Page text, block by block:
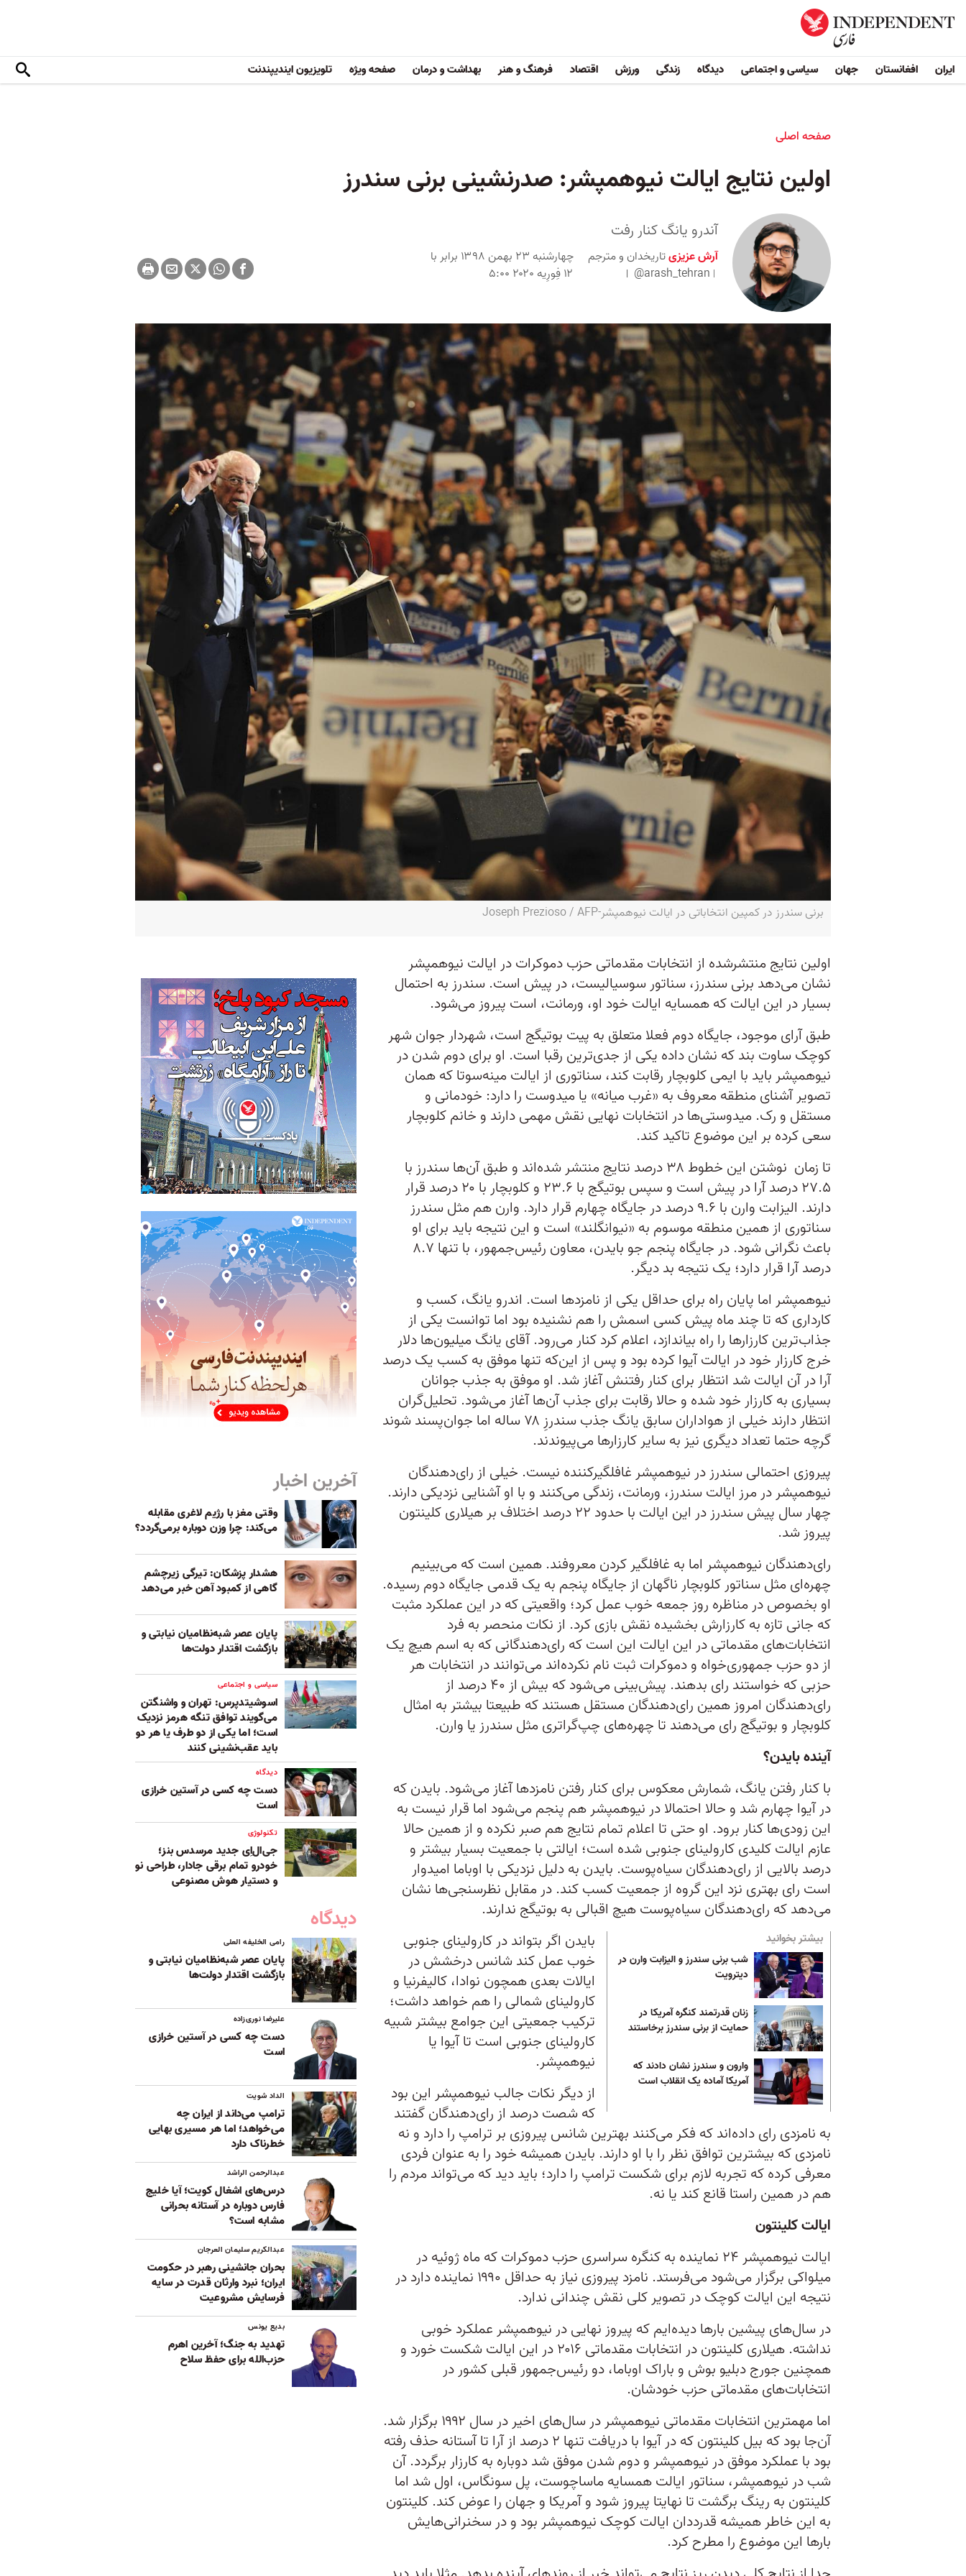
ایران افغانستان جهان سیاسی و اجتماعی دیدگاه زندگی ورزش اقتصاد فرهنگ و هنر بهداشت و درمان صفحه ویژه تلویزیون ایندیپندنت
صفحه اصلی
اولین نتایج ایالت نیوهمپشر:‌ صدرنشینی برنی سندرز
آندرو یانگ کنار رفت
آرش عزیزیتاریخدان و مترجم
@arash_tehran
چهارشنبه ۲۳ بهمن ۱۳۹۸ برابر با
۱۲ فِورِیه ۲۰۲۰ ۵:۰۰
برنی سندرز در کمپین انتخاباتی در ایالت نیوهمپشر-Joseph Prezioso / AFP
اولین نتایج منتشرشده از انتخابات مقدماتی حزب دموکرات در ایالت نیوهمپشر
نشان می‌دهد برنی سندرز، سناتور سوسیالیست، در پیش است. سندرز به احتمال
بسیار در این ایالت که همسایه ایالت خود او، ورمانت، است پیروز می‌شود.
طبق آرای موجود، جایگاه دوم فعلا متعلق به پیت بوتیگج است، شهردار جوان شهر
کوچک ساوت بند که نشان داده یکی از جدی‌ترین رقبا است. او برای دوم شدن در
نیوهمپشر باید با ایمی کلوبچار رقابت کند، سناتوری از ایالت مینه‌سوتا که همان
تصویر آشنای منطقه معروف به «غرب میانه» یا میدوست را دارد: خودمانی و
مستقل و رک. میدوستی‌ها در انتخابات نهایی نقش مهمی دارند و خانم کلوبچار
سعی کرده بر این موضوع تاکید کند.
تا زمان نوشتن این خطوط ۳۸ درصد نتایج منتشر شده‌اند و طبق آن‌ها سندرز با
۲۷.۵ درصد آرا در پیش است و سپس بوتیگج با ۲۳.۶ و کلوبچار با ۲۰ درصد قرار
دارند. الیزابت وارن با ۹.۶ درصد در جایگاه چهارم قرار دارد. وارن هم مثل سندرز
سناتوری از همین منطقه موسوم به «نیوانگلند» است و این نتیجه باید برای او
باعث نگرانی شود. در جایگاه پنجم جو بایدن، معاون رئیس‌جمهور، با تنها ۸.۷
درصد آرا قرار دارد؛ یک نتیجه بد دیگر.
نیوهمپشر اما پایان راه برای حداقل یکی از نامزدها است. اندرو یانگ، کسب و
کارداری که تا چند ماه پیش کسی اسمش را هم نشنیده بود اما توانست یکی از
جذاب‌ترین کارزارها را راه بیاندازد، اعلام کرد کنار می‌رود. آقای یانگ میلیون‌ها دلار
خرج کارزار خود در ایالت آیوا کرده بود و پس از این‌که تنها موفق به کسب یک درصد
آرا در آن ایالت شد انتظار برای کنار رفتنش آغاز شد. او موفق به جذب جوانان
بسیاری به کارزار خود شده و حالا رقابت برای جذب آن‌ها آغاز می‌شود. تحلیل‌گران
انتظار دارند خیلی از هواداران سابق یانگ جذب سندرزِ ۷۸ ساله اما جوان‌پسند شوند
گرچه حتما تعداد دیگری نیز به سایر کارزارها می‌پیوندند.
پیروزی احتمالی سندرز در نیوهمپشر غافلگیرکننده نیست. خیلی از رای‌دهندگان
نیوهمپشر در مرز ایالت سندرز، ورمانت، زندگی می‌کنند و با او آشنایی نزدیکی دارند.
چهار سال پیش سندرز در این ایالت با حدود ۲۲ درصد اختلاف بر هیلاری کلینتون
پیروز شد.
رای‌دهندگان نیوهمپشر اما به غافلگیر کردن معروفند. همین است که می‌بینیم
چهره‌ای مثل سناتور کلوبچار ناگهان از جایگاه پنجم به یک قدمی جایگاه دوم رسیده.
او بخصوص در مناظره روز جمعه خوب عمل کرد؛ واقعیتی که در این عملکرد مثبت
که جانی تازه به کارزارش بخشیده نقش بازی کرد. از نکات منحصر به فرد
انتخابات‌های مقدماتی در این ایالت این است که رای‌دهندگانی که به اسم هیچ یک
از دو حزب جمهوری‌خواه و دموکرات ثبت نام نکرده‌اند می‌توانند در انتخابات هر
حزبی که خواستند رای بدهند. پیش‌بینی می‌شود که بیش از ۴۰ درصد از
رای‌دهندگان امروز همین رای‌دهندگان مستقل هستند که طبیعتا بیشتر به امثال
کلوبچار و بوتیگج رای می‌دهند تا چهره‌های چپ‌گراتری مثل سندرز یا وارن.
آینده بایدن؟
با کنار رفتن یانگ، شمارش معکوس برای کنار رفتن نامزدها آغاز می‌شود. بایدن که
در آیوا چهارم شد و حالا احتمالا در نیوهمپشر هم پنجم می‌شود اما قرار نیست به
این زودی‌ها کنار برود. او حتی تا اعلام تمام نتایج هم صبر نکرده و از همین حالا
عازم ایالت کلیدی کارولینای جنوبی شده است؛ ایالتی با جمعیت بسیار بیشتر و
درصد بالایی از رای‌دهندگان سیاه‌پوست. بایدن به دلیل نزدیکی با اوباما امیدوار
است رای بهتری نزد این گروه از جمعیت کسب کند. در مقابل نظرسنجی‌ها نشان
می‌دهد که رای‌دهندگان سیاه‌پوست هیچ اقبالی به بوتیگج ندارند.
بیشتر بخوانید
شب برنی سندرز و الیزابت وارن در
دیترویت
زنان قدرتمند کنگره آمریکا در
حمایت از برنی سندرز برخاستند
وارون و سندرز نشان دادند که
آمریکا آماده یک انقلاب است
بایدن اگر بتواند در کارولینای جنوبی
خوب عمل کند شانس درخشش در
ایالات بعدی همچون نوادا، کالیفرنیا و
کارولینای شمالی را هم خواهد داشت؛
ترکیب جمعیتی این جوامع بیشتر شبیه
کارولینای جنوبی است تا آیوا یا
نیوهمپشر.
از دیگر نکات جالب نیوهمپشر این بود
که شصت درصد از رای‌دهندگان گفتند
به نامزدی رای داده‌اند که فکر می‌کنند بهترین شانس پیروزی بر ترامپ را دارد و نه
نامزدی که بیشترین توافق نظر را با او دارند. بایدن همیشه خود را به عنوان فردی
معرفی کرده که تجربه لازم برای شکست ترامپ را دارد؛ باید دید که می‌تواند مردم را
هم در همین راستا قانع کند یا نه.
ایالت کلینتون
ایالت نیوهمپشر ۲۴ نماینده به کنگره سراسری حزب دموکرات که ماه ژوئیه در
میلواکی برگزار می‌شود می‌فرستد. نامزد پیروزی نیاز به حداقل ۱۹۹۰ نماینده دارد در
نتیجه این ایالت کوچک در تصویر کلی نقش چندانی ندارد.
در سال‌های پیشین بارها دیده‌ایم که پیروز نهایی در نیوهمپشر عملکرد خوبی
نداشته. هیلاری کلینتون در انتخابات مقدماتی ۲۰۱۶ در این ایالت شکست خورد و
همچنین جورج دبلیو بوش و باراک اوباما، دو رئیس‌جمهور قبلی کشور در
انتخابات‌های مقدماتی حزب خودشان.
اما مهمترین انتخابات مقدماتی نیوهمپشر در سال‌های اخیر در سال ۱۹۹۲ برگزار شد.
آن‌جا بود که بیل کلینتون که در آیوا با دریافت تنها ۲ درصد از آرا تا آستانه حذف رفته
بود با عملکرد موفق در نیوهمپشر و دوم شدن موفق شد دوباره به کارزار برگردد. آن
شب در نیوهمپشر، سناتور ایالت همسایه ماساچوست، پل سونگاس، اول شد اما
کلینتون به رینگ برگشت تا نهایتا پیروز شود و آمریکا و جهان را عوض کند. کلینتون
به این خاطر همیشه قدرددان ایالت کوچک نیوهمپشر بود و در سخنرانی‌هایش
بارها این موضوع را مطرح کرد.
آخرین اخبار
وقتی مغز با رژیم لاغری مقابله
می‌کند: چرا وزن دوباره برمی‌گردد؟
هشدار پزشکان: تیرگی زیرچشم
گاهی از کمبود آهن خبر می‌دهد
پایان عصر شبه‌نظامیان نیابتی و
بازگشت اقتدار دولت‌ها
سیاسی و اجتماعی
اسوشیتدپرس: تهران و واشنگتن
می‌گویند توافق تنگه هرمز نزدیک
است؛ اما یکی از دو طرف یا هر دو
باید عقب‌نشینی کنند
دیدگاه
دست چه کسی در آستین خرازی
است
تکنولوژی
جی‌ال‌اِی جدید مرسدس بنز؛
خودرو تمام برقی جادار، طراحی نو
و دستیار هوش مصنوعی
دیدگاه
رامی الخلیفه العلی
پایان عصر شبه‌نظامیان نیابتی و
بازگشت اقتدار دولت‌ها
علیرضا نوری‌زاده
دست چه کسی در آستین خرازی
است
الداد شویت
ترامپ می‌داند از ایران چه
می‌خواهد؛ اما هر مسیری بهایی
خطرناک دارد
عبدالرحمن الراشد
درس‌های اشغال کویت؛ آیا خلیج
فارس دوباره در آستانه بحرانی
مشابه است؟
عبدالکریم سلیمان العرجان
بحران جانشینی رهبر در حکومت
ایران؛ نبرد وارثان قدرت در سایه
فرسایش مشروعیت
بدیع یونس
تهدید به جنگ؛ آخرین اهرم
حزب‌الله برای حفظ سلاح